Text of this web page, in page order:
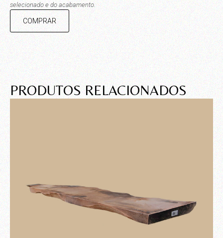
selecionado e do acabamento.
COMPRAR
PRODUTOS RELACIONADOS